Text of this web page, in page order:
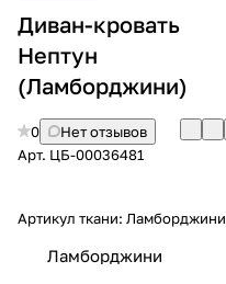
Диван-кровать
Нептун
(Ламборджини)
0
Нет отзывов
Арт. ЦБ-00036481
Артикул ткани: Ламборджини
Ламборджини